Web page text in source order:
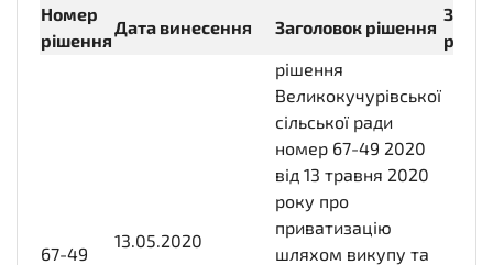
Номер
рішення
Дата винесення Заголовок рішення
67-49
13.05.2020
рішення
Великокучурівської
сільської ради
номер 67-49 2020
від 13 травня 2020
року про
приватизацію
шляхом викупу та